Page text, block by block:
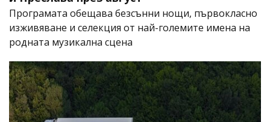
Програмата обещава безсънни нощи, първокласно
изживяване и селекция от най-големите имена на
родната музикална сцена